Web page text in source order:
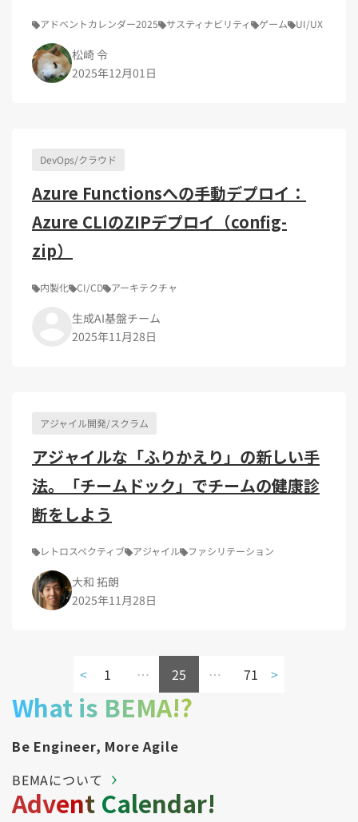
アドベントカレンダー2025 サスティナビリティ ゲーム UI/UX
松崎 令
2025年12月01日
DevOps/クラウド
Azure Functionsへの手動デプロイ：
Azure CLIのZIPデプロイ（config-
zip）
内製化 CI/CD アーキテクチャ
生成AI基盤チーム
2025年11月28日
アジャイル開発/スクラム
アジャイルな「ふりかえり」の新しい手
法。「チームドック」でチームの健康診
断をしよう
レトロスペクティブ アジャイル ファシリテーション
大和 拓朗
2025年11月28日
< 1 … 25 … 71 >
What is BEMA!?
Be Engineer, More Agile
BEMAについて
Advent Calendar!